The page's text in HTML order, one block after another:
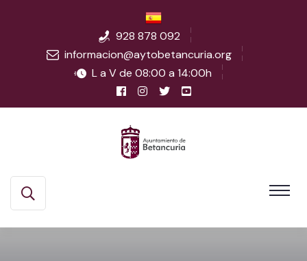
928 878 092
informacion@aytobetancuria.org
L a V de 08:00 a 14:00h